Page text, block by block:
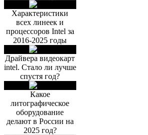
Характеристики
всех линеек и
процессоров Intel за
2016-2025 годы
Драйвера видеокарт
intel. Стало ли лучше
спустя год?
Какое
литографическое
оборудование
делают в России на
2025 год?